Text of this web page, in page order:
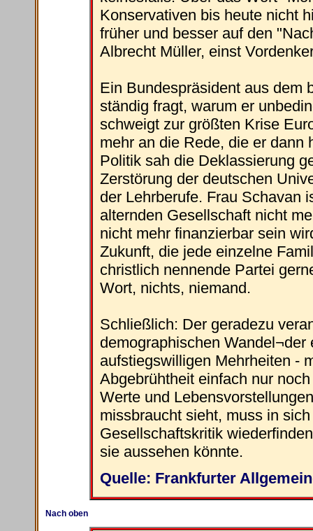
Konservativen bis heute nicht
früher und besser auf den
Albrecht Müller, einst
Ein Bundespräsident aus dem
ständig fragt, warum er
schweigt zur größten Krise
mehr an die Rede, die er dann
Politik sah die Deklassierung
Zerstörung der deutschen
der Lehrberufe. Frau Schavan
alternden Gesellschaft nicht
nicht mehr finanzierbar sein
Zukunft, die jede einzelne
christlich nennende Partei
Wort, nichts, niemand.
Schließlich: Der geradezu
demographischen
aufstiegswilligen Mehrheiten -
Abgebrühtheit einfach nur
Werte und
missbraucht sieht, muss in
Gesellschaftskritik
sie aussehen könnte.
Quelle: Frankfurter
Nach oben